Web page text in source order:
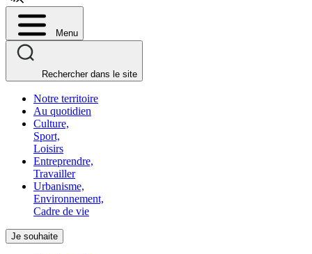
Menu
Rechercher dans le site
Notre territoire
Au quotidien
Culture,
Sport,
Loisirs
Entreprendre,
Travailler
Urbanisme,
Environnement,
Cadre de vie
Je souhaite